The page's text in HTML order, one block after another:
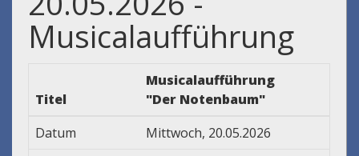
Musicalaufführung
Titel
Musicalaufführung
"Der Notenbaum"
Datum
Mittwoch, 20.05.2026